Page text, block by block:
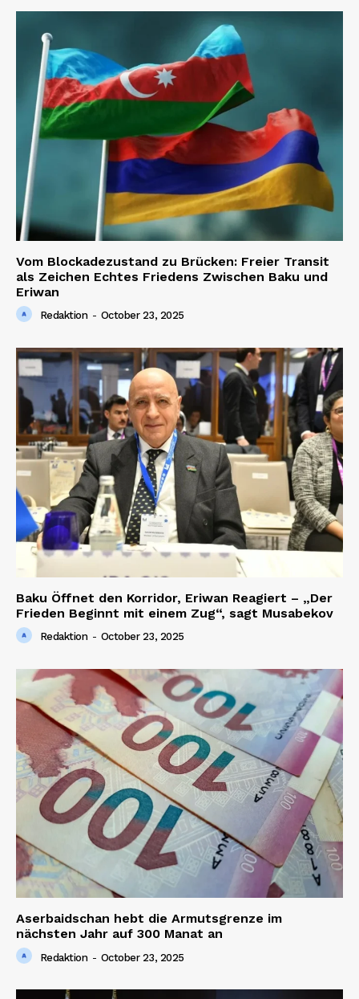
Company
About us
Contact us
Vom Blockadezustand zu Brücken: Freier Transit
als Zeichen Echtes Friedens Zwischen Baku und
Eriwan
Redaktion - October 23, 2025
Baku Öffnet den Korridor, Eriwan Reagiert – „Der
Frieden Beginnt mit einem Zug“, sagt Musabekov
Redaktion - October 23, 2025
Aserbaidschan hebt die Armutsgrenze im
nächsten Jahr auf 300 Manat an
Redaktion - October 23, 2025